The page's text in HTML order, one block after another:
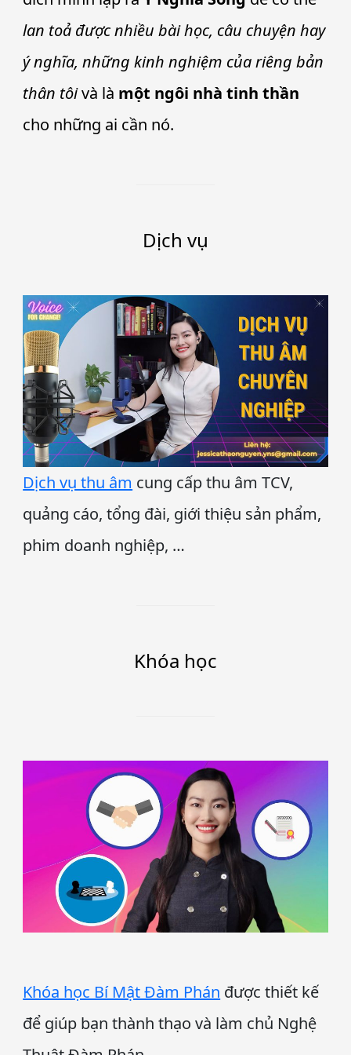
lan toả được nhiều bài học, câu chuyện hay
ý nghĩa, những kinh nghiệm của riêng bản
thân tôivà là một ngôi nhà tinh thần
cho những ai cần nó.
Dịch vụ
Dịch vụ thu âm cung cấp thu âm TCV,
quảng cáo, tổng đài, giới thiệu sản phẩm,
phim doanh nghiệp, …
Khóa học
Khóa học Bí Mật Đàm Phán được thiết kế
để giúp bạn thành thạo và làm chủ Nghệ